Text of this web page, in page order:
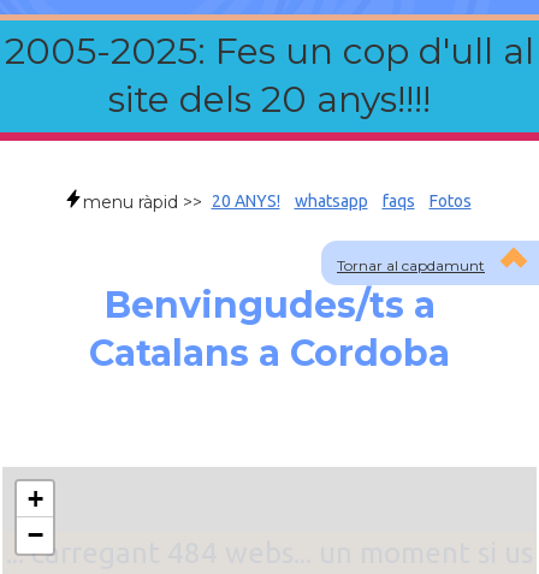
2005-2025: Fes un cop d'ull al
site dels 20 anys!!!!
Tornar al capdamunt
menu ràpid >> 20 ANYS! whatsapp faqs Fotos
Benvingudes/ts a
Catalans a Cordoba
... carregant 484 webs... un moment si us
+
−